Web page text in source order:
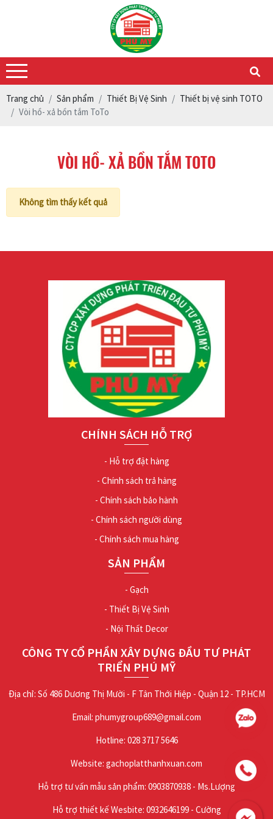
Trang chủ Sản phẩm Thiết Bị Vệ Sinh
Thiết bị vệ sinh TOTO
Vòi hồ- xả bồn tắm ToTo
VÒI HỒ- XẢ BỒN TẮM TOTO
Không tìm thấy kết quả
CHÍNH SÁCH HỖ TRỢ
- Hỗ trợ đặt hàng
- Chính sách trả hàng
- Chính sách bảo hành
- Chính sách người dùng
- Chính sách mua hàng
SẢN PHẨM
- Gạch
- Thiết Bị Vệ Sinh
- Nội Thất Decor
CÔNG TY CỔ PHẦN XÂY DỰNG ĐẦU TƯ PHÁT
TRIỂN PHÚ MỸ
Địa chỉ: Số 486 Dương Thị Mười - F Tân Thới Hiệp - Quận 12 - TP.HCM
Email: phumygroup689@gmail.com
Hotline: 028 3717 5646
Website: gachoplatthanhxuan.com
Hỗ trợ tư vấn mẫu sản phẩm: 0903870938 - Ms.Lượng
Hỗ trợ thiết kế Wesbite: 0932646199 - Cường